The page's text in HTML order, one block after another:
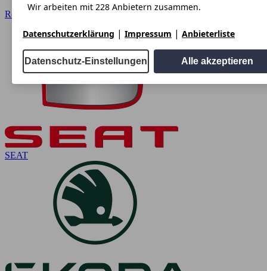
Renault
SEAT
Wir arbeiten mit 228 Anbietern zusammen.
Datenschutzerklärung | Impressum | Anbieterliste
Datenschutz-Einstellungen Alle akzeptieren